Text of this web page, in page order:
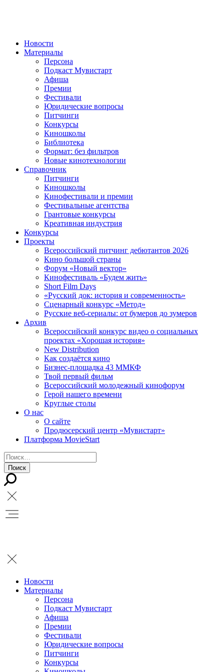
Новости
Материалы
Персона
Подкаст Мувистарт
Афиша
Премии
Фестивали
Юридические вопросы
Питчинги
Конкурсы
Киношколы
Библиотека
Формат: без фильтров
Новые кинотехнологии
Справочник
Питчинги
Киношколы
Кинофестивали и премии
Фестивальные агентства
Грантовые конкурсы
Креативная индустрия
Конкурсы
Проекты
Всероссийский питчинг дебютантов 2026
Кино большой страны
Форум «Новый вектор»
Кинофестиваль «Будем жить»
Short Film Days
«Русский док: история и современность»
Сценарный конкурс «Метод»
Русские веб-сериалы: от бумеров до зумеров
Архив
Всероссийский конкурс видео о социальных
проектах «Хорошая история»
New Distribution
Как создаётся кино
Бизнес-площадка 43 ММКФ
Твой первый фильм
Всероссийский молодежный кинофорум
Герой нашего времени
Круглые столы
О нас
О сайте
Продюсерский центр «Мувистарт»
Платформа MovieStart
Новости
Материалы
Персона
Подкаст Мувистарт
Афиша
Премии
Фестивали
Юридические вопросы
Питчинги
Конкурсы